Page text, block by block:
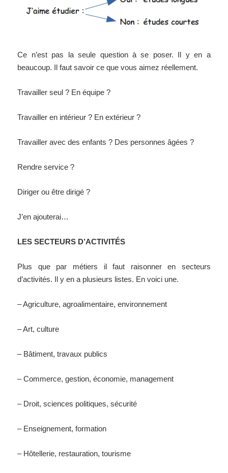
Ce n’est pas la seule question à se poser. Il y en a
beaucoup. Il faut savoir ce que vous aimez réellement.
Travailler seul ? En équipe ?
Travailler en intérieur ? En extérieur ?
Travailler avec des enfants ? Des personnes âgées ?
Rendre service ?
Diriger ou être dirigé ?
J’en ajouterai…
LES SECTEURS D’ACTIVITÉS
Plus que par métiers il faut raisonner en secteurs
d’activités. Il y en a plusieurs listes. En voici une.
– Agriculture, agroalimentaire, environnement
– Art, culture
– Bâtiment, travaux publics
– Commerce, gestion, économie, management
– Droit, sciences politiques, sécurité
– Enseignement, formation
– Hôtellerie, restauration, tourisme